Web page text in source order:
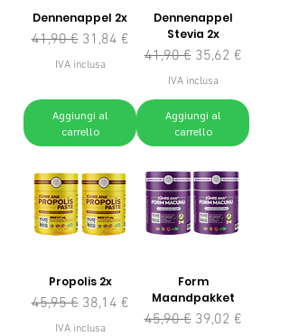
Dennenappel 2x
Prezzo regolare
41,90 € Prezzo scontato
31,84 €
IVA inclusa
Aggiungi al
carrello
Dennenappel
Stevia 2x
Prezzo regolare
41,90 € Prezzo scontato
35,62 €
IVA inclusa
Aggiungi al
carrello
Propolis 2x
Prezzo regolare
45,95 € Prezzo scontato
38,14 €
IVA inclusa
Form
Maandpakket
Prezzo regolare
45,90 € Prezzo scontato
39,02 €